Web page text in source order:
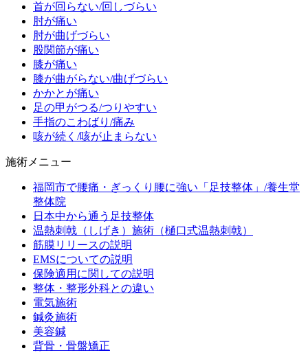
首が回らない/回しづらい
肘が痛い
肘が曲げづらい
股関節が痛い
膝が痛い
膝が曲がらない/曲げづらい
かかとが痛い
足の甲がつる/つりやすい
手指のこわばり/痛み
咳が続く/咳が止まらない
施術メニュー
福岡市で腰痛・ぎっくり腰に強い「足技整体」/養生堂
整体院
日本中から通う足技整体
温熱刺戟（しげき）施術（樋口式温熱刺戟）
筋膜リリースの説明
EMSについての説明
保険適用に関しての説明
整体・整形外科との違い
電気施術
鍼灸施術
美容鍼
背骨・骨盤矯正